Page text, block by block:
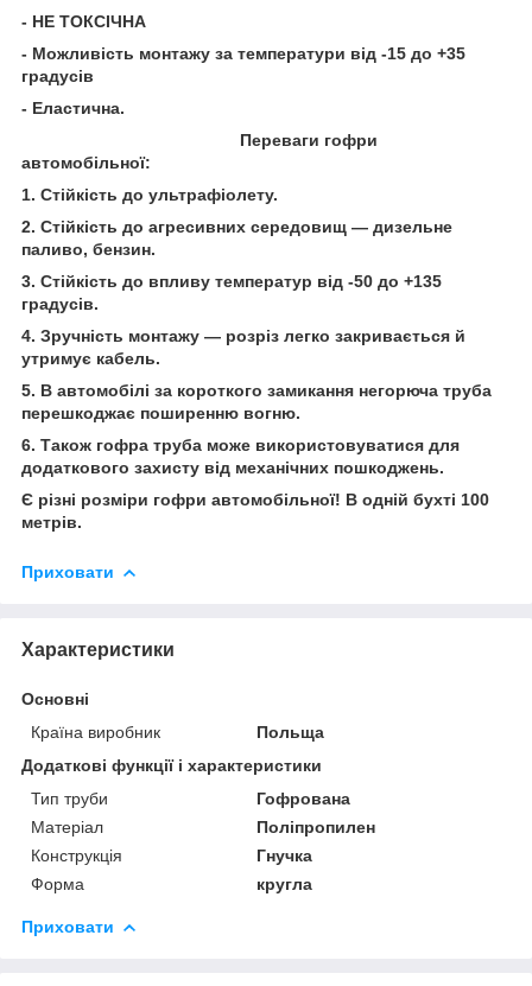
- НЕ ТОКСІЧНА
- Можливість монтажу за температури від -15 до +35
градусів
- Еластична.
Переваги гофри
автомобільної:
1. Стійкість до ультрафіолету.
2. Стійкість до агресивних середовищ — дизельне
паливо, бензин.
3. Стійкість до впливу температур від -50 до +135
градусів.
4. Зручність монтажу — розріз легко закривається й
утримує кабель.
5. В автомобілі за короткого замикання негорюча труба
перешкоджає поширенню вогню.
6. Також гофра труба може використовуватися для
додаткового захисту від механічних пошкоджень.
Є різні розміри гофри автомобільної! В одній бухті 100
метрів.
Приховати
Характеристики
Основні
Країна виробник
Польща
Додаткові функції і характеристики
Тип труби
Гофрована
Матеріал
Поліпропилен
Конструкція
Гнучка
Форма
кругла
Приховати